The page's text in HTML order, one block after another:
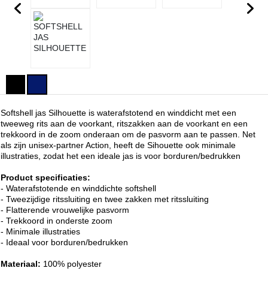
Softshell jas Silhouette is waterafstotend en winddicht met een
tweeweg rits aan de voorkant, ritszakken aan de voorkant en een
trekkoord in de zoom onderaan om de pasvorm aan te passen. Net
als zijn unisex-partner Action, heeft de Sihouette ook minimale
illustraties, zodat het een ideale jas is voor borduren/bedrukken
Product specificaties:
- Waterafstotende en winddichte softshell
- Tweezijdige ritssluiting en twee zakken met ritssluiting
- Flatterende vrouwelijke pasvorm
- Trekkoord in onderste zoom
- Minimale illustraties
- Ideaal voor borduren/bedrukken
Materiaal: 100% polyester